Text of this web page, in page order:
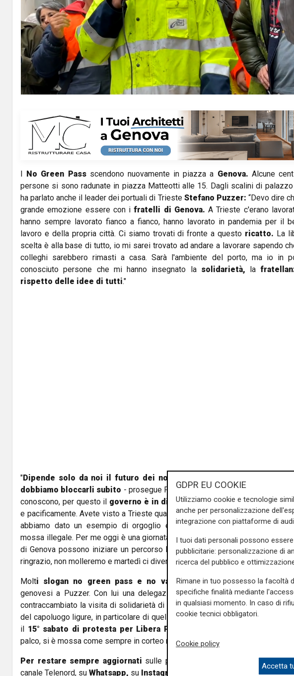
No Green Passscendono nuovamente in piazza a Genova. Alcune
persone si sono radunate in piazza Matteotti alle 15. Dagli scalini di palazzo
ha parlato anche il leader dei portuali di Trieste Stefano Puzzer: “Devo dire
grande emozione essere con ifratelli di Genova. A Trieste c'erano
hanno sempre lavorato fianco a fianco, hanno lavorato in pandemia per il
lavoro e della propria città. Ci siamo trovati di fronte a questo ricatto. La
scelta è alla base di tutto, io mi sarei trovato ad andare a lavorare sapendo
colleghi sarebbero rimasti a casa. Sarà l'ambiente del porto, ma io in
conosciuto persone che mi hanno insegnato la solidarietà, la
rispetto delle idee di tutti."
"Dipende solo da noi il futuro dei nostri figl
dobbiamo bloccarli subito - prosegue Puzzer - Dobbiamo farlo con le armi
conoscono, per questo il governo è in difficoltà: non conosce il parlare con
e pacificamente. Avete visto a Trieste quando siamo statischifosamente
abbiamo dato un esempio di orgoglio e responsabilità. Non c'era stata
mossa illegale. Per me oggi è una giornata speciale, sapere che i portuali di
di Genova possono iniziare un percorso bloccando l'economia nei porti
ringrazio, non molleremo e martedì ci divertiremo.”
Molti slogan no green pass e no vax
e molti selfie chiesti dai
genovesi a Puzzer. Con lui una delegazione di portuali da Trieste che
contraccambiato la visita di solidarietà di qualche giorno fa da parte di alcuni
del capoluogo ligure, in particolare di quelli del terminal Psa di Pra'. Quello di
il 15° sabato di protesta per Libera Piazza Genova
palco, si è mossa come sempre in corteo nelle strade del centro.
Per restare sempre aggiornati sulle principali notizie sulla Liguria
canale Telenord, su Whatsapp, su Instagram Facebook.
GDPR EU COOKIE
Utilizziamo cookie e tecnologie
anche per personalizzazione
integrazione con piattaforme di
I tuoi dati personali possono
pubblicitarie: personalizzazione di
ricerca del pubblico e
Rimane in tuo possesso la facoltà
specifiche finalità mediante
in qualsiasi momento. In caso di
cookie tecnici obbligatori.
Cookie policy
Accetta